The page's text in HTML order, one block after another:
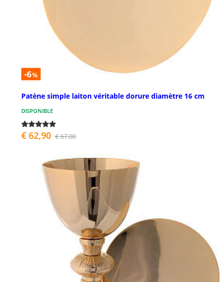
-6%
Patène simple laiton véritable dorure diamètre 16 cm
DISPONIBLE
€ 62,90 € 67,00